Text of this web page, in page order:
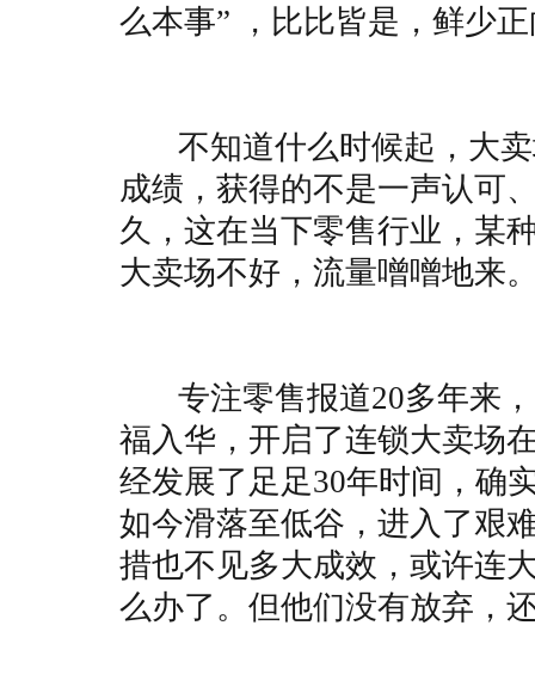
么本事” ，比比皆是，鲜少
不知道什么时候起，大卖
成绩，获得的不是一声认可
久，这在当下零售行业，某
大卖场不好，流量噌噌地来
专注零售报道20多年来，
福入华，开启了连锁大卖场
经发展了足足30年时间，确
如今滑落至低谷，进入了艰
措也不见多大成效，或许连
么办了。但他们没有放弃，